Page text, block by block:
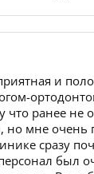
и
что ранее не
но мне очень
сразу
был